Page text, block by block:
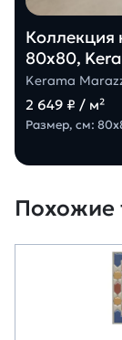
Коллекция
80х80,
Kerama
2 649 ₽ / м²
Размер, см:
Похожие